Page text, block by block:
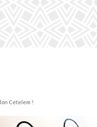
Cetelem !